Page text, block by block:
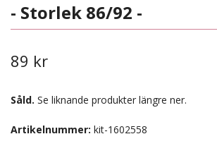
- Storlek 86/92 -
89 kr
Såld. Se liknande produkter längre ner.
Artikelnummer: kit-1602558